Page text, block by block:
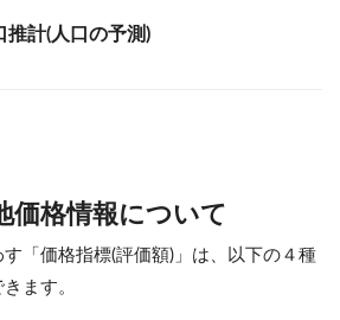
推計(人口の予測)
価格情報について
「価格指標(評価額)」は、以下の４種
ます。